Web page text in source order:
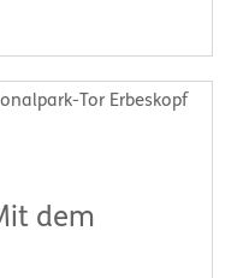
Tor Erbeskopf
dem